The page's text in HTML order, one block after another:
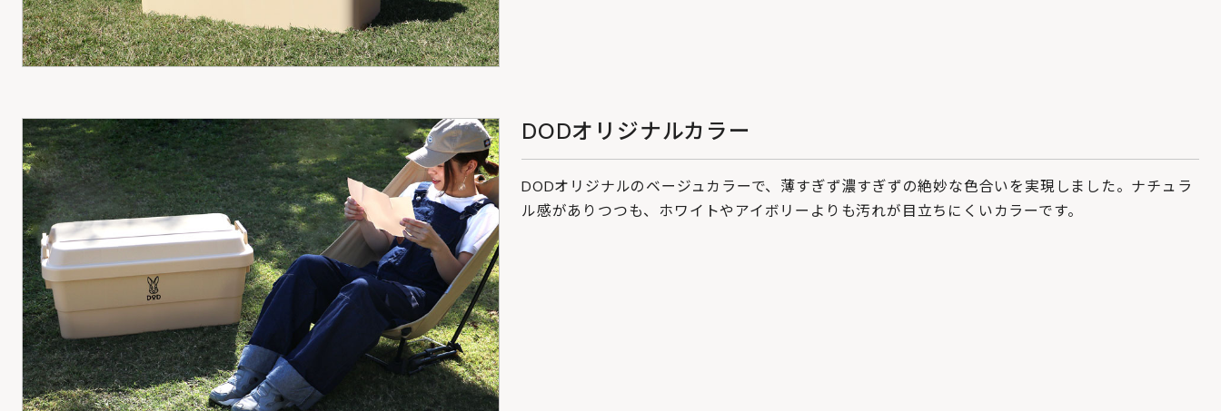
DODオリジナルカラー
DODオリジナルのベージュカラーで、薄すぎず濃すぎずの絶妙な色合いを実現しました。ナチュラ
ル感がありつつも、ホワイトやアイボリーよりも汚れが目立ちにくいカラーです。